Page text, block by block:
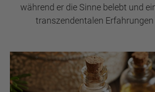
während er die Sinne belebt und
transzendentalen Erfahrungen